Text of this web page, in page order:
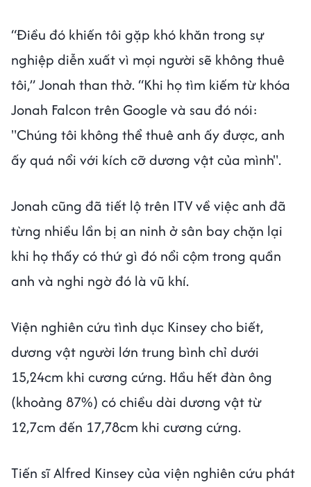
“Điều đó khiến tôi gặp khó khăn trong sự
nghiệp diễn xuất vì mọi người sẽ không thuê
tôi,” Jonah than thở. “Khi họ tìm kiếm từ khóa
Jonah Falcon trên Google và sau đó nói:
"Chúng tôi không thể thuê anh ấy được, anh
ấy quá nổi với kích cỡ dương vật của mình".
Jonah cũng đã tiết lộ trên ITV về việc anh đã
từng nhiều lần bị an ninh ở sân bay chặn lại
khi họ thấy có thứ gì đó nổi cộm trong quần
anh và nghi ngờ đó là vũ khí.
Viện nghiên cứu tình dục Kinsey cho biết,
dương vật người lớn trung bình chỉ dưới
15,24cm khi cương cứng. Hầu hết đàn ông
(khoảng 87%) có chiều dài dương vật từ
12,7cm đến 17,78cm khi cương cứng.
Tiến sĩ Alfred Kinsey của viện nghiên cứu phát